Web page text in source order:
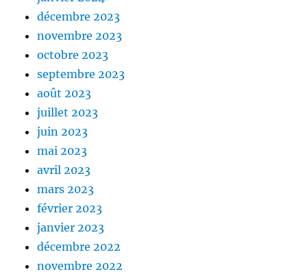
décembre 2023
novembre 2023
octobre 2023
septembre 2023
août 2023
juillet 2023
juin 2023
mai 2023
avril 2023
mars 2023
février 2023
janvier 2023
décembre 2022
novembre 2022